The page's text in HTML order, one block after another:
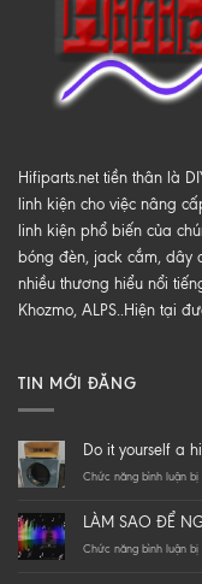
Hifiparts.net tiền thân là
linh kiện cho việc nâng
linh kiện phổ biến của
bóng đèn, jack cắm, dây
nhiều thương hiểu nổi
Khozmo, ALPS..Hiện tại
TIN MỚI ĐĂNG
Do it yourself a
Chức năng bình luận bị
LÀM SAO ĐỂ
Chức năng bình luận bị